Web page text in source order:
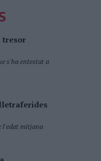
tresor
s'ha entestat a
l'edat mitjana